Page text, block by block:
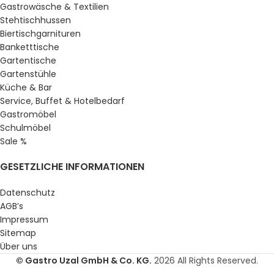
Gastrowäsche & Textilien
Stehtischhussen
Biertischgarnituren
Banketttische
Gartentische
Gartenstühle
Küche & Bar
Service, Buffet & Hotelbedarf
Gastromöbel
Schulmöbel
Sale %
GESETZLICHE INFORMATIONEN
Datenschutz
AGB’s
Impressum
Sitemap
Über uns
© Gastro Uzal GmbH & Co. KG. 2026 All Rights Reserved.